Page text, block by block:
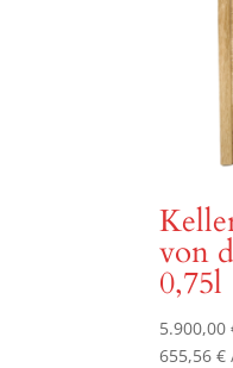
von
0,75l
5.900,00
655,56€